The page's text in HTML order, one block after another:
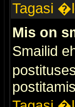
Tagasi
Mis on
Smailid